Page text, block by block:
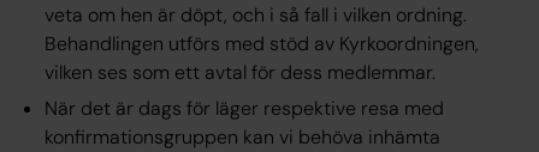
veta om hen är döpt, och i så fall i vilken ordning.
Behandlingen utförs med stöd av Kyrkoordningen,
vilken ses som ett avtal för dess medlemmar.
När det är dags för läger respektive resa med
konfirmationsgruppen kan vi behöva inhämta